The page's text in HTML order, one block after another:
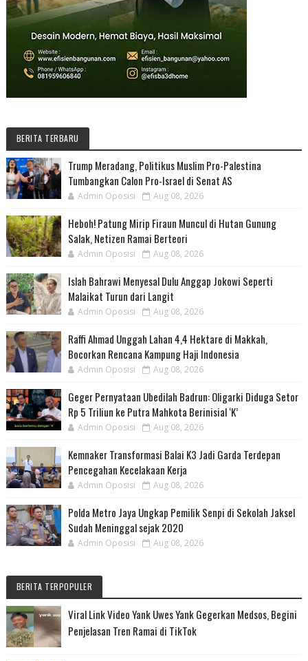
BERITA TERBARU
Trump Meradang, Politikus Muslim Pro-Palestina
Tumbangkan Calon Pro-Israel di Senat AS
Admin Oposisi Aug 08, 2026
Heboh! Patung Mirip Firaun Muncul di Hutan Gunung
Salak, Netizen Ramai Berteori
Admin Oposisi Aug 08, 2026
Islah Bahrawi Menyesal Dulu Anggap Jokowi Seperti
Malaikat Turun dari Langit
Admin Oposisi Aug 08, 2026
Raffi Ahmad Unggah Lahan 4,4 Hektare di Makkah,
Bocorkan Rencana Kampung Haji Indonesia
Admin Oposisi Aug 08, 2026
Geger Pernyataan Ubedilah Badrun: Oligarki Diduga Setor
Rp 5 Triliun ke Putra Mahkota Berinisial ‘K’
Admin Oposisi Aug 08, 2026
Kemnaker Transformasi Balai K3 Jadi Garda Terdepan
Pencegahan Kecelakaan Kerja
Admin Oposisi Aug 08, 2026
Polda Metro Jaya Ungkap Pemilik Senpi di Sekolah Jaksel
Sudah Meninggal sejak 2020
Admin Oposisi Aug 08, 2026
BERITA TERPOPULER
Viral Link Video Yank Uwes Yank Gegerkan Medsos, Begini
Penjelasan Tren Ramai di TikTok